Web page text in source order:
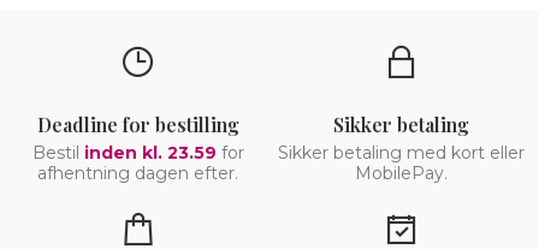
Deadline for bestilling
Bestil inden kl. 23.59 for
afhentning dagen efter.
Sikker betaling
Sikker betaling med kort eller
MobilePay.